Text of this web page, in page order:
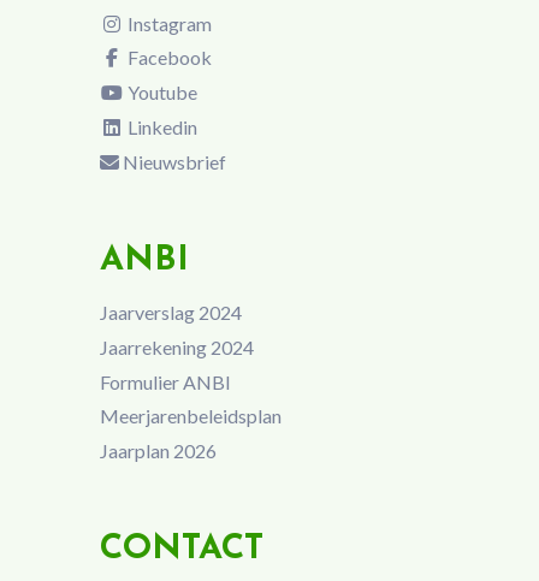
Instagram
Facebook
Youtube
Linkedin
Nieuwsbrief
ANBI
Jaarverslag 2024
Jaarrekening 2024
Formulier ANBI
Meerjarenbeleidsplan
Jaarplan 2026
CONTACT